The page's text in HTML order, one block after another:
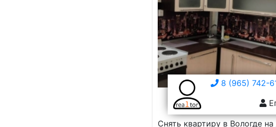
8 (965) 742-
Снять квартиру в Вологде